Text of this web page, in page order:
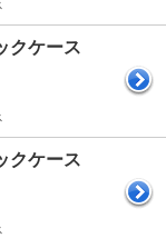
クケース
クケース